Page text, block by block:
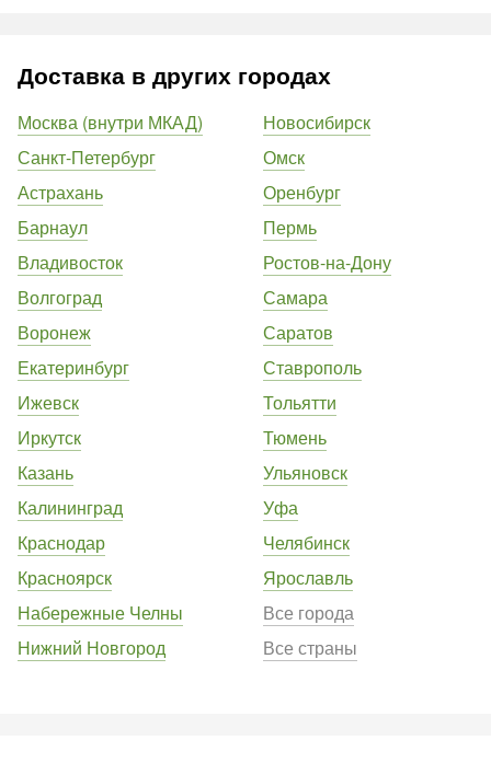
Доставка в других городах
Москва (внутри МКАД)
Санкт-Петербург
Астрахань
Барнаул
Владивосток
Волгоград
Воронеж
Екатеринбург
Ижевск
Иркутск
Казань
Калининград
Краснодар
Красноярск
Набережные Челны
Нижний Новгород
Новосибирск
Омск
Оренбург
Пермь
Ростов-на-Дону
Самара
Саратов
Ставрополь
Тольятти
Тюмень
Ульяновск
Уфа
Челябинск
Ярославль
Все города
Все страны